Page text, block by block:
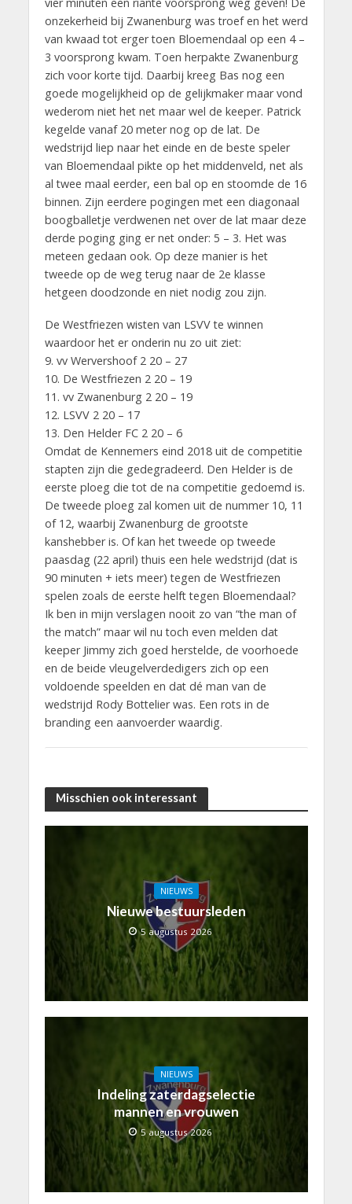
onzekerheid bij Zwanenburg was troef en het werd
van kwaad tot erger toen Bloemendaal op een 4 –
3 voorsprong kwam. Toen herpakte Zwanenburg
zich voor korte tijd. Daarbij kreeg Bas nog een
goede mogelijkheid op de gelijkmaker maar vond
wederom niet het net maar wel de keeper. Patrick
kegelde vanaf 20 meter nog op de lat. De
wedstrijd liep naar het einde en de beste speler
van Bloemendaal pikte op het middenveld, net als
al twee maal eerder, een bal op en stoomde de 16
binnen. Zijn eerdere pogingen met een diagonaal
boogballetje verdwenen net over de lat maar deze
derde poging ging er net onder: 5 – 3. Het was
meteen gedaan ook. Op deze manier is het
tweede op de weg terug naar de 2e klasse
hetgeen doodzonde en niet nodig zou zijn.
De Westfriezen wisten van LSVV te winnen
waardoor het er onderin nu zo uit ziet:
9. vv Wervershoof 2 20 – 27
10. De Westfriezen 2 20 – 19
11. vv Zwanenburg 2 20 – 19
12. LSVV 2 20 – 17
13. Den Helder FC 2 20 – 6
Omdat de Kennemers eind 2018 uit de competitie
stapten zijn die gedegradeerd. Den Helder is de
eerste ploeg die tot de na competitie gedoemd is.
De tweede ploeg zal komen uit de nummer 10, 11
of 12, waarbij Zwanenburg de grootste
kanshebber is. Of kan het tweede op tweede
paasdag (22 april) thuis een hele wedstrijd (dat is
90 minuten + iets meer) tegen de Westfriezen
spelen zoals de eerste helft tegen Bloemendaal?
Ik ben in mijn verslagen nooit zo van “the man of
the match” maar wil nu toch even melden dat
keeper Jimmy zich goed herstelde, de voorhoede
en de beide vleugelverdedigers zich op een
voldoende speelden en dat dé man van de
wedstrijd Rody Bottelier was. Een rots in de
branding een aanvoerder waardig.
Misschien ook interessant
NIEUWS
Nieuwe bestuursleden
5 augustus 2026
NIEUWS
Indeling zaterdagselectie
mannen en vrouwen
5 augustus 2026